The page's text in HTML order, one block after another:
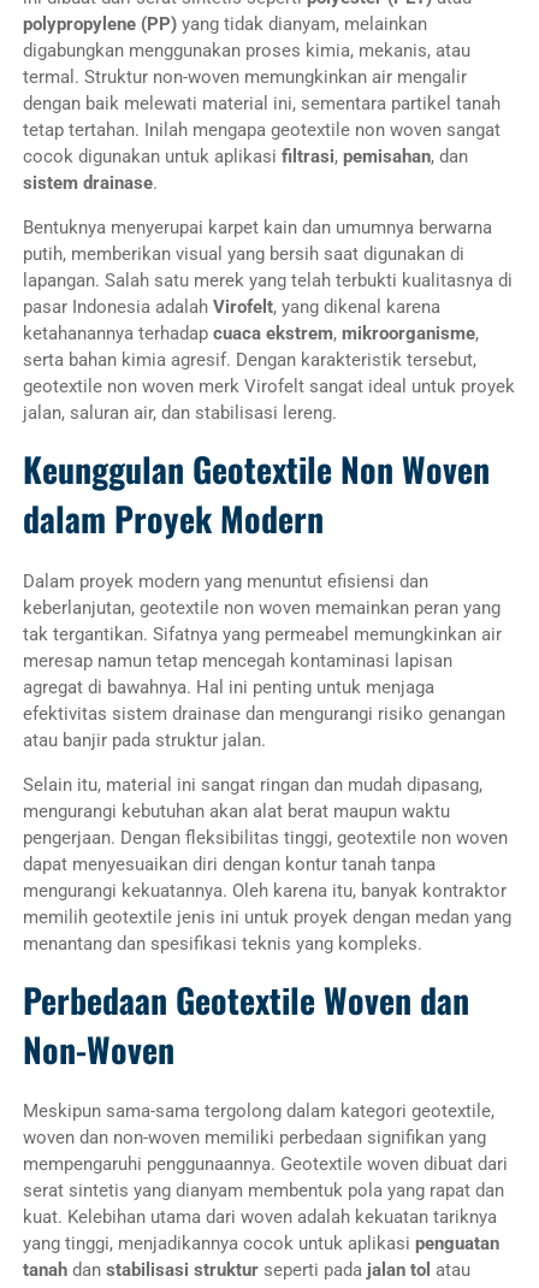
polypropylene (PP)yang tidak dianyam, melainkan
digabungkan menggunakan proses kimia, mekanis, atau
termal. Struktur non-woven memungkinkan air mengalir
dengan baik melewati material ini, sementara partikel tanah
tetap tertahan. Inilah mengapa geotextile non woven sangat
cocok digunakan untuk aplikasi filtrasi, pemisahan, dan
sistem drainase.
Bentuknya menyerupai karpet kain dan umumnya berwarna
putih, memberikan visual yang bersih saat digunakan di
lapangan. Salah satu merek yang telah terbukti kualitasnya di
pasar Indonesia adalah Virofelt, yang dikenal karena
ketahanannya terhadap cuaca ekstrem, mikroorganisme,
serta bahan kimia agresif. Dengan karakteristik tersebut,
geotextile non woven merk Virofelt sangat ideal untuk proyek
jalan, saluran air, dan stabilisasi lereng.
Keunggulan Geotextile Non Woven
dalam Proyek Modern
Dalam proyek modern yang menuntut efisiensi dan
keberlanjutan, geotextile non woven memainkan peran yang
tak tergantikan. Sifatnya yang permeabel memungkinkan air
meresap namun tetap mencegah kontaminasi lapisan
agregat di bawahnya. Hal ini penting untuk menjaga
efektivitas sistem drainase dan mengurangi risiko genangan
atau banjir pada struktur jalan.
Selain itu, material ini sangat ringan dan mudah dipasang,
mengurangi kebutuhan akan alat berat maupun waktu
pengerjaan. Dengan fleksibilitas tinggi, geotextile non woven
dapat menyesuaikan diri dengan kontur tanah tanpa
mengurangi kekuatannya. Oleh karena itu, banyak kontraktor
memilih geotextile jenis ini untuk proyek dengan medan yang
menantang dan spesifikasi teknis yang kompleks.
Perbedaan Geotextile Woven dan
Non-Woven
Meskipun sama-sama tergolong dalam kategori geotextile,
woven dan non-woven memiliki perbedaan signifikan yang
mempengaruhi penggunaannya. Geotextile woven dibuat dari
serat sintetis yang dianyam membentuk pola yang rapat dan
kuat. Kelebihan utama dari woven adalah kekuatan tariknya
yang tinggi, menjadikannya cocok untuk aplikasi penguatan
tanahdan stabilisasi strukturseperti pada jalan tol atau